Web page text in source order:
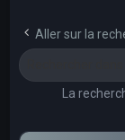
Aller sur la
La